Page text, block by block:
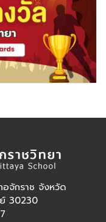
จักราช จังหวัด
30230